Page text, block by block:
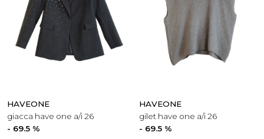
HAVEONE
giacca have one a/i 26
- 69.5 %
HAVEONE
gilet have one a/i 26
- 69.5 %